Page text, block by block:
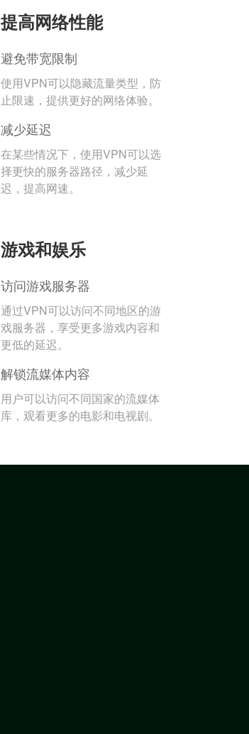
提高网络性能
避免带宽限制
使用VPN可以隐藏流量类型，防
止限速，提供更好的网络体验。
减少延迟
在某些情况下，使用VPN可以选
择更快的服务器路径，减少延
迟，提高网速。
游戏和娱乐
访问游戏服务器
通过VPN可以访问不同地区的游
戏服务器，享受更多游戏内容和
更低的延迟。
解锁流媒体内容
用户可以访问不同国家的流媒体
库，观看更多的电影和电视剧。